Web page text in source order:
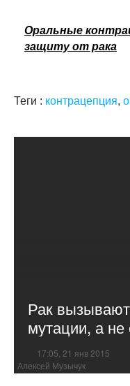
Оральные
защиту от рака
Теги : контрацепция,
Рак вызывают
мутации, а не
17:05, 21 янв 2015
Алексей Музычук